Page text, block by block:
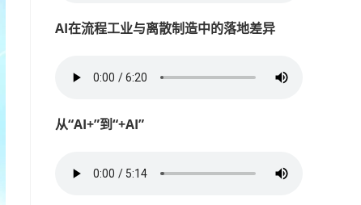
AI在流程工业与离散制造中的落地差异
从“AI+”到“+AI”